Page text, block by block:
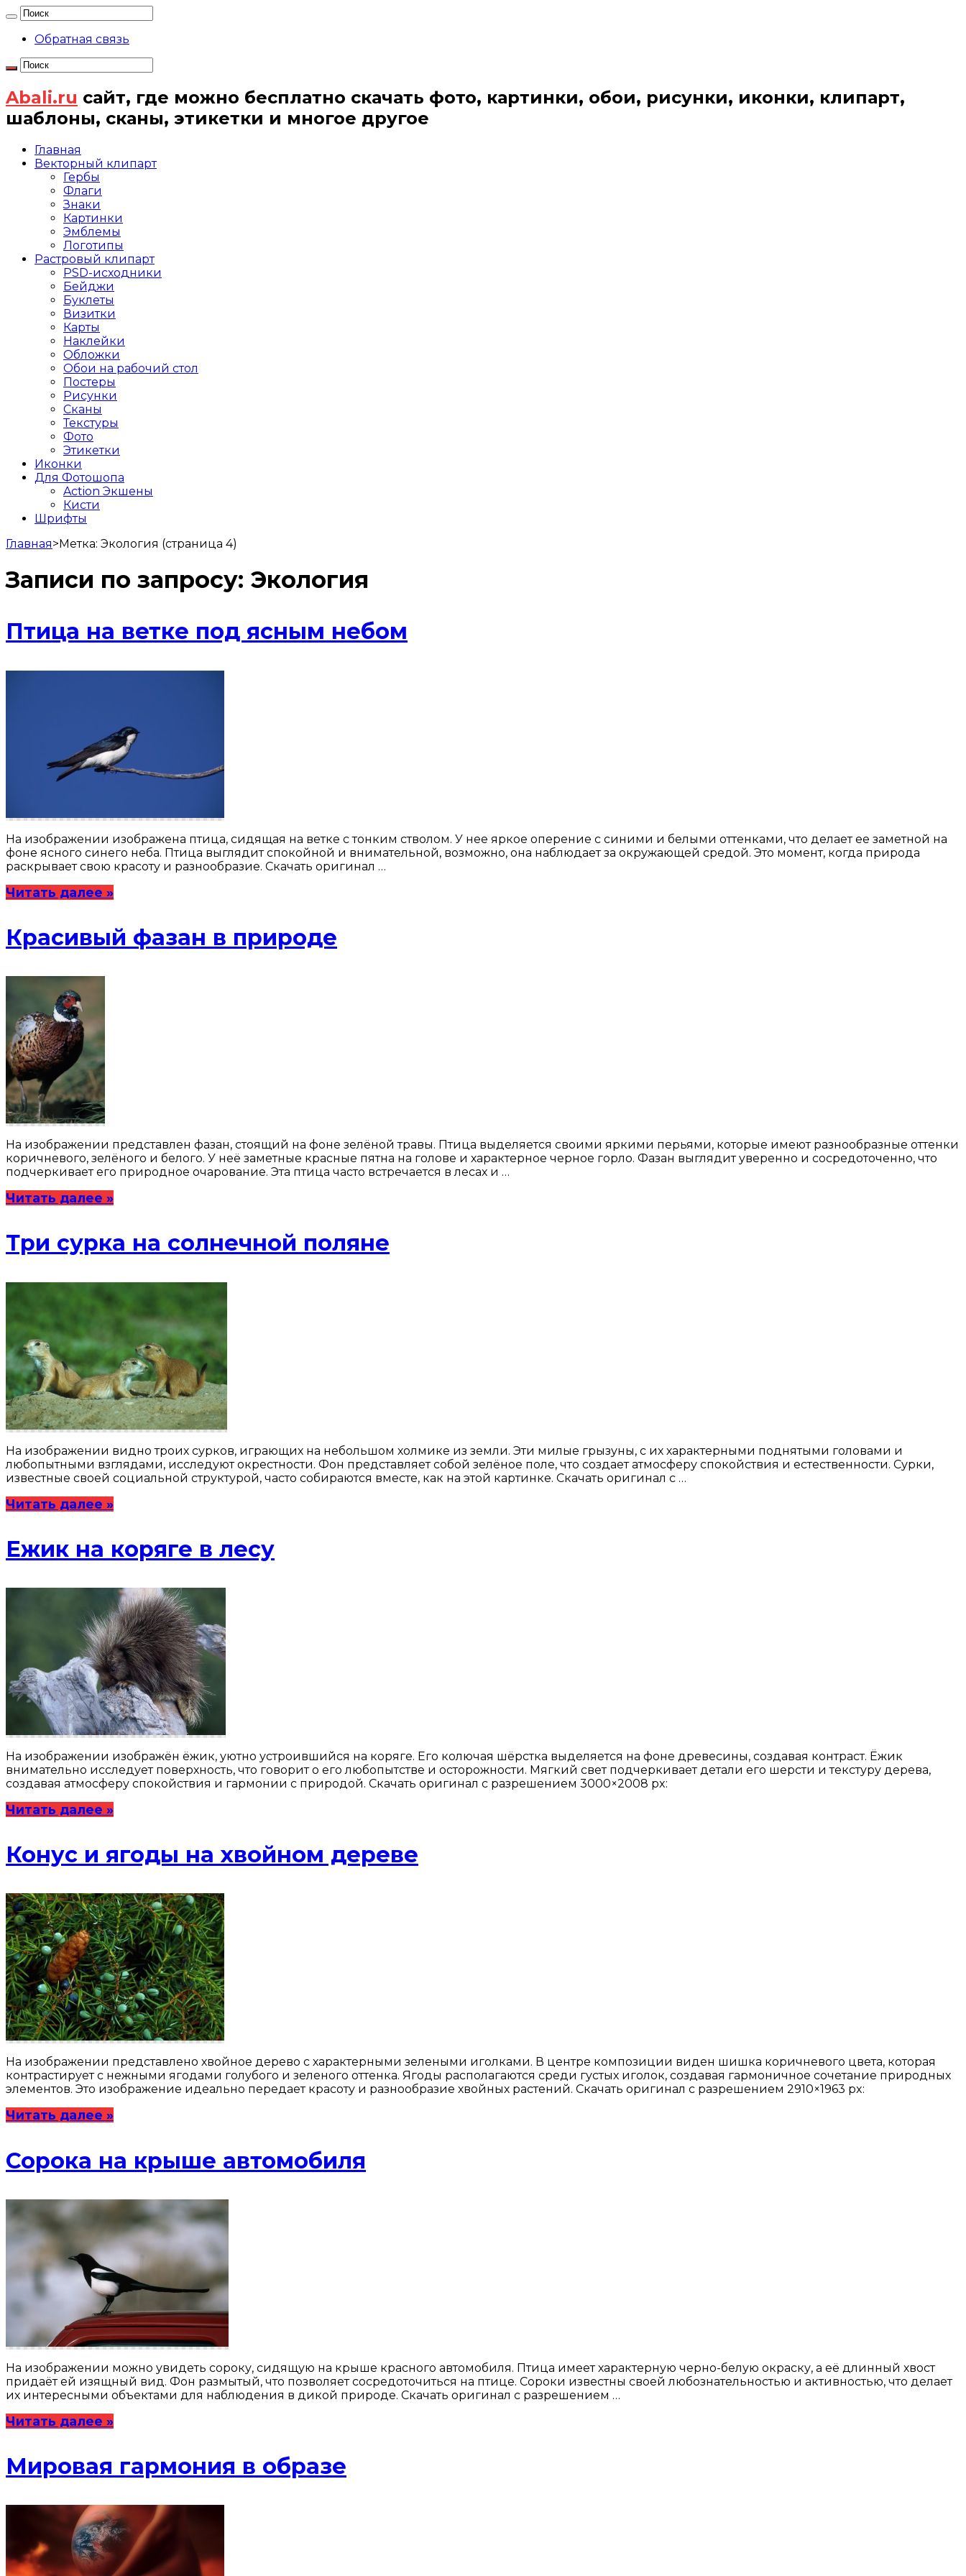
Обратная связь
Abali.ru сайт, где можно бесплатно скачать фото, картинки, обои, рисунки, иконки, клипарт,
шаблоны, сканы, этикетки и многое другое
Главная
Векторный клипарт
Гербы
Флаги
Знаки
Картинки
Эмблемы
Логотипы
Растровый клипарт
PSD-исходники
Бейджи
Буклеты
Визитки
Карты
Наклейки
Обложки
Обои на рабочий стол
Постеры
Рисунки
Сканы
Текстуры
Фото
Этикетки
Иконки
Для Фотошопа
Action Экшены
Кисти
Шрифты
Главная>Метка: Экология (страница 4)
Записи по запросу: Экология
Птица на ветке под ясным небом
На изображении изображена птица, сидящая на ветке с тонким стволом. У нее яркое оперение с синими и белыми оттенками, что делает ее заметной на
фоне ясного синего неба. Птица выглядит спокойной и внимательной, возможно, она наблюдает за окружающей средой. Это момент, когда природа
раскрывает свою красоту и разнообразие. Скачать оригинал …
Читать далее »
Красивый фазан в природе
На изображении представлен фазан, стоящий на фоне зелёной травы. Птица выделяется своими яркими перьями, которые имеют разнообразные оттенки
коричневого, зелёного и белого. У неё заметные красные пятна на голове и характерное черное горло. Фазан выглядит уверенно и сосредоточенно, что
подчеркивает его природное очарование. Эта птица часто встречается в лесах и …
Читать далее »
Три сурка на солнечной поляне
На изображении видно троих сурков, играющих на небольшом холмике из земли. Эти милые грызуны, с их характерными поднятыми головами и
любопытными взглядами, исследуют окрестности. Фон представляет собой зелёное поле, что создает атмосферу спокойствия и естественности. Сурки,
известные своей социальной структурой, часто собираются вместе, как на этой картинке. Скачать оригинал с …
Читать далее »
Ежик на коряге в лесу
На изображении изображён ёжик, уютно устроившийся на коряге. Его колючая шёрстка выделяется на фоне древесины, создавая контраст. Ёжик
внимательно исследует поверхность, что говорит о его любопытстве и осторожности. Мягкий свет подчеркивает детали его шерсти и текстуру дерева,
создавая атмосферу спокойствия и гармонии с природой. Скачать оригинал с разрешением 3000×2008 px:
Читать далее »
Конус и ягоды на хвойном дереве
На изображении представлено хвойное дерево с характерными зелеными иголками. В центре композиции виден шишка коричневого цвета, которая
контрастирует с нежными ягодами голубого и зеленого оттенка. Ягоды располагаются среди густых иголок, создавая гармоничное сочетание природных
элементов. Это изображение идеально передает красоту и разнообразие хвойных растений. Скачать оригинал с разрешением 2910×1963 px:
Читать далее »
Сорока на крыше автомобиля
На изображении можно увидеть сороку, сидящую на крыше красного автомобиля. Птица имеет характерную черно-белую окраску, а её длинный хвост
придаёт ей изящный вид. Фон размытый, что позволяет сосредоточиться на птице. Сороки известны своей любознательностью и активностью, что делает
их интересными объектами для наблюдения в дикой природе. Скачать оригинал с разрешением …
Читать далее »
Мировая гармония в образе